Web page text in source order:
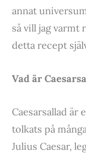
annat
så vill jag varmt
detta recept
Vad är
Caesarsallad är
tolkats på
Julius Caesar,